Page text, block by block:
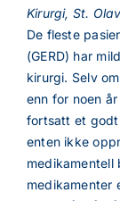
Kirurgi, St.
De fleste
(GERD) har
kirurgi. Selv
enn for noen
fortsatt et godt
enten ikke
medikamentell
medikamenter